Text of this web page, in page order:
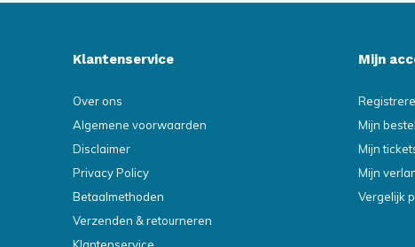
Klantenservice
Over ons
Algemene voorwaarden
Disclaimer
Privacy Policy
Betaalmethoden
Verzenden & retourneren
Mijn
Mijn
Mijn
Mijn
Vergelijk